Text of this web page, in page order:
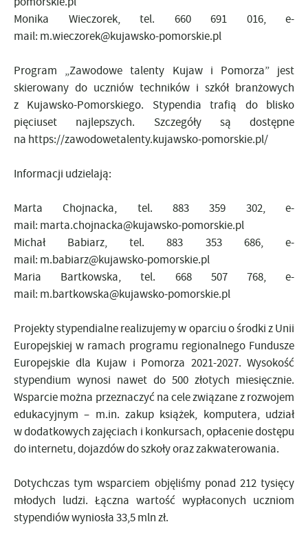
Monika Wieczorek, tel. 660 691 016, e-
mail: m.wieczorek@kujawsko-pomorskie.pl
Program „Zawodowe talenty Kujaw i Pomorza”jest
skierowany do uczniów techników i szkół branżowych
z Kujawsko-Pomorskiego. Stypendia trafią do blisko
pięciuset najlepszych. Szczegóły są dostępne
na https://zawodowetalenty.kujawsko-pomorskie.pl/
Informacji udzielają:
Marta Chojnacka,
tel. 883 359 302, e-
mail: marta.chojnacka@kujawsko-pomorskie.pl
Michał Babiarz, tel. 883 353 686, e-
mail: m.babiarz@kujawsko-pomorskie.pl
Maria Bartkowska, tel. 668 507 768, e-
mail: m.bartkowska@kujawsko-pomorskie.pl
Projekty stypendialne realizujemy w oparciu o środki z Unii
Europejskiej w ramach programu regionalnego Fundusze
Europejskie dla Kujaw i Pomorza 2021-2027. Wysokość
stypendium wynosi nawet do 500 złotych miesięcznie.
Wsparcie można przeznaczyć na cele związane z rozwojem
edukacyjnym – m.in. zakup książek, komputera, udział
w dodatkowych zajęciach i konkursach, opłacenie dostępu
do internetu, dojazdów do szkoły oraz zakwaterowania.
Dotychczas tym wsparciem objęliśmy ponad 212 tysięcy
młodych ludzi. Łączna wartość wypłaconych uczniom
stypendiów wyniosła 33,5 mln zł.